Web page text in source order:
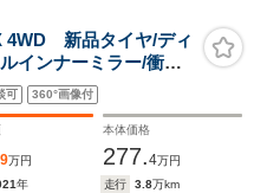
4WD 新品タイヤ/ディ
インナーミラー/衝突
ター/車線逸脱防止支
バックドア
可 360°画像付
9万円
本体価格
277.4万円
年 走行 3.8万km